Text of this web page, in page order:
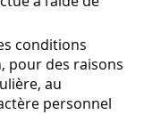
conditions
pour des raisons
au
personnel